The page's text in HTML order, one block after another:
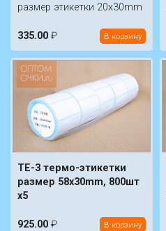
размер этикетки 20х30mm
335.00 ₽ В корзину
TE-3 термо-этикетки
размер 58x30mm, 800шт
x5
925.00 ₽ В корзину